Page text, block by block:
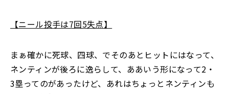
【ニール投手は7回5失点】
まぁ確かに死球、四球、でそのあとヒットにはなって、
ネンティンが後ろに逸らして、ああいう形になって2・
3塁ってのがあったけど、あれはちょっとネンティンも